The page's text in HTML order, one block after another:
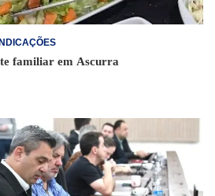
familiar em Ascurra